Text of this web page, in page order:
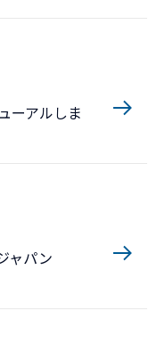
ーアルしま
ャパン